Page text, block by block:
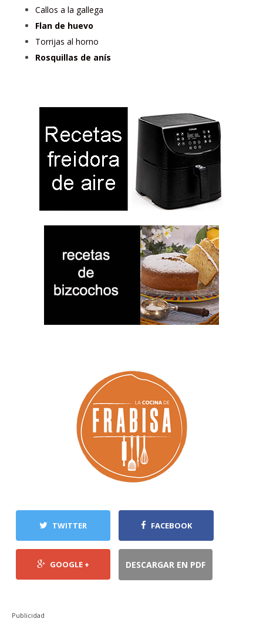
Callos a la gallega
Flan de huevo
Torrijas al horno
Rosquillas de anís
TWITTER FACEBOOK
GOOGLE + DESCARGAR EN PDF
Publicidad